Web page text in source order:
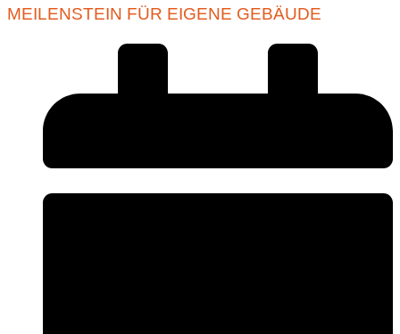
MEILENSTEIN FÜR EIGENE GEBÄUDE